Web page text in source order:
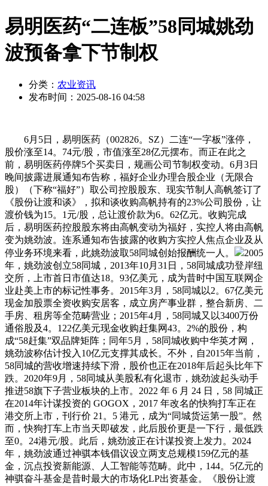
易明医药“二连板”58同城姚劲
波预备拿下节制权
分类： 农业资讯
发布时间： 2025-08-16 04:58
6月5日，易明医药（002826。SZ）二连“一字板”涨停，
股价涨至14。74元/股，市值涨至28亿元摆布。而正在此之
前，易明医药停牌5个买卖日，规画公司节制权变动。6月3日
晚间披露进展通知布告称，福好企业办理合股企业（无限合
股）（下称“福好”）取公司控股股东、现实节制人高帆签订了
《股份让渡和谈》，拟和谈收购高帆持有的23%公司股份，让
渡价钱为15。1元/股，总让渡价款为6。62亿元。收购完成
后，易明医药控股股东将由高帆变动为福好，实控人将由高帆
变为姚劲波。连系通知布告披露的收购方实控人焦点企业及从
停业务环境来看，此姚劲波取58同城创始报酬统一人。
2005
年，姚劲波创立58同城，2013年10月31日，58同城成功登岸纽
交所，上市首日市值达18。93亿美元，成为昔时中国互联网企
业赴美上市的标记性事务。2015年3月，58同城以2。67亿美元
现金加股票全资收购安居客，成立房产事业群，整合新房、二
手房、租房等全范畴营业；2015年4月，58同城又以3400万份
通俗股及4。122亿美元现金收购赶集网43。2%的股份，构
成“58赶集”双品牌矩阵；同年5月，58同城收购中华英才网，
姚劲波称估计投入10亿元支撑其成长。不外，自2015年当前，
58同城的营收增速持续下滑，股价也正在2018年后起头比年下
跌。2020年9月，58同城从美股私有化退市，姚劲波起头动手
推进58旗下子营业板块的上市。2022 年 6 月 24 日，58 同城正
在2014年计谋投资的 GOGOX，2017 年改名的快狗打车正在
港交所上市，刊行价 21。5 港元，成为“同城货运第一股”。然
而，快狗打车上市当天即破发，此后股价更是一下行，最低跌
至0。24港元/股。此后，姚劲波正在计谋投资上发力。2024
年，姚劲波通过神骐本钱倡议设立两支总规模159亿元的基
金，沉点投资新能源、人工智能等范畴。此中，144。5亿元的
神骐奋斗基金是昔时最大的市场化LP出资基金。《股份让渡